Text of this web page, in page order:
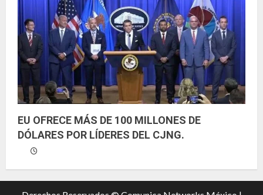
EU OFRECE MÁS DE 100 MILLONES DE
DÓLARES POR LÍDERES DEL CJNG.